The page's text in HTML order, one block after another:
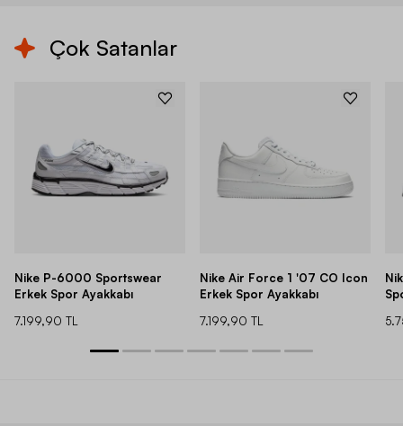
Çok Satanlar
Nike P-6000 Sportswear
Erkek Spor Ayakkabı
7.199,90 TL
Nike Air Force 1 '07 CO Icon
Erkek Spor Ayakkabı
7.199,90 TL